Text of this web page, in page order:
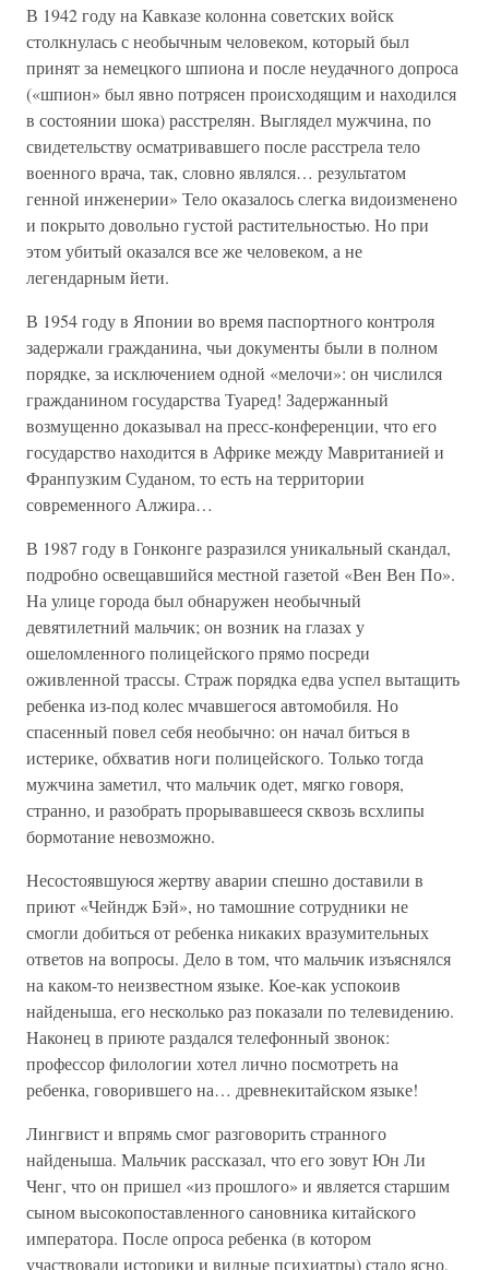
В 1942 году на Кавказе колонна советских войск
столкнулась с необычным человеком, который был
принят за немецкого шпиона и после неудачного допроса
(«шпион» был явно потрясен происходящим и находился
в состоянии шока) расстрелян. Выглядел мужчина, по
свидетельству осматривавшего после расстрела тело
военного врача, так, словно являлся… результатом
генной инженерии» Тело оказалось слегка видоизменено
и покрыто довольно густой растительностью. Но при
этом убитый оказался все же человеком, а не
легендарным йети.
В 1954 году в Японии во время паспортного контроля
задержали гражданина, чьи документы были в полном
порядке, за исключением одной «мелочи»: он числился
гражданином государства Туаред! Задержанный
возмущенно доказывал на пресс-конференции, что его
государство находится в Африке между Мавританией и
Франпузким Суданом, то есть на территории
современного Алжира…
В 1987 году в Гонконге разразился уникальный скандал,
подробно освещавшийся местной газетой «Вен Вен По».
На улице города был обнаружен необычный
девятилетний мальчик; он возник на глазах у
ошеломленного полицейского прямо посреди
оживленной трассы. Страж порядка едва успел вытащить
ребенка из-под колес мчавшегося автомобиля. Но
спасенный повел себя необычно: он начал биться в
истерике, обхватив ноги полицейского. Только тогда
мужчина заметил, что мальчик одет, мягко говоря,
странно, и разобрать прорывавшееся сквозь всхлипы
бормотание невозможно.
Несостоявшуюся жертву аварии спешно доставили в
приют «Чейндж Бэй», но тамошние сотрудники не
смогли добиться от ребенка никаких вразумительных
ответов на вопросы. Дело в том, что мальчик изъяснялся
на каком-то неизвестном языке. Кое-как успокоив
найденыша, его несколько раз показали по телевидению.
Наконец в приюте раздался телефонный звонок:
профессор филологии хотел лично посмотреть на
ребенка, говорившего на… древнекитайском языке!
Лингвист и впрямь смог разговорить странного
найденыша. Мальчик рассказал, что его зовут Юн Ли
Ченг, что он пришел «из прошлого» и является старшим
сыном высокопоставленного сановника китайского
императора. После опроса ребенка (в котором
участвовали историки и видные психиатры) стало ясно,